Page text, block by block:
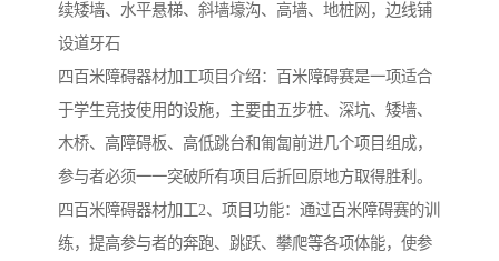
续矮墙、水平悬梯、斜墙壕沟、高墙、地桩网，边线铺
设道牙石
四百米障碍器材加工项目介绍：百米障碍赛是一项适合
于学生竞技使用的设施，主要由五步桩、深坑、矮墙、
木桥、高障碍板、高低跳台和匍匐前进几个项目组成，
参与者必须一一突破所有项目后折回原地方取得胜利。
四百米障碍器材加工2、项目功能：通过百米障碍赛的训
练，提高参与者的奔跑、跳跃、攀爬等各项体能，使参